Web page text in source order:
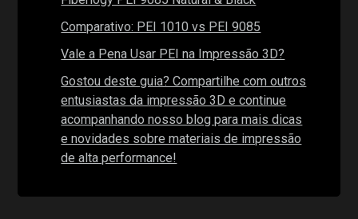
Comparativo: PEI 1010 vs PEI 9085
Vale a Pena Usar PEI na Impressão 3D?
Gostou deste guia? Compartilhe com outros
entusiastas da impressão 3D e continue
acompanhando nosso blog para mais dicas
e novidades sobre materiais de impressão
de alta performance!